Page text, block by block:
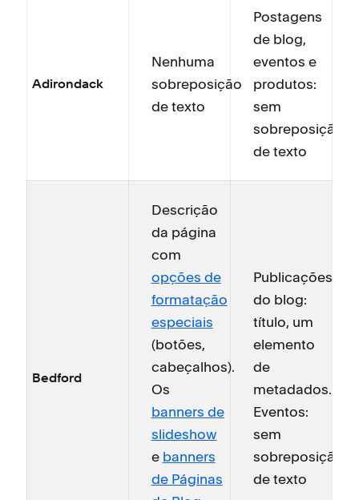
Adirondack
Nenhuma
sobreposição
de texto
Postagens
de blog,
eventos e
produtos:
sem
sobreposição
de texto
Bedford
Descrição
da página
com
opções de
formatação
especiais
(botões,
cabeçalhos).
Os
banners de
slideshow
e banners
de Páginas
Publicações
do blog:
título, um
elemento
de
metadados.
Eventos:
sem
sobreposição
de texto